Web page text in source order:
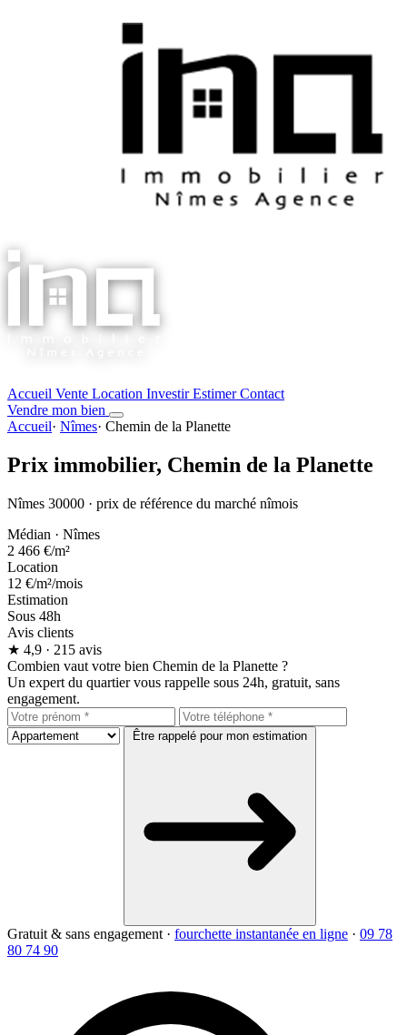
Accueil Vente Location InvestirEstimerContact
Vendre mon bien
Accueil· Nîmes· Chemin de la Planette
Prix immobilier, Chemin de la Planette
Nîmes 30000 · prix de référence du marché nîmois
Médian · Nîmes
2 466 €/m²
Location
12 €/m²/mois
Estimation
Sous 48h
Avis clients
★ 4,9 · 215 avis
Combien vaut votre bien Chemin de la Planette ?
Un expert du quartier vous rappelle sous 24h, gratuit, sans
engagement.
Être rappelé pour mon estimation
Gratuit & sans engagement · fourchette instantanée en ligne · 09 78
80 74 90